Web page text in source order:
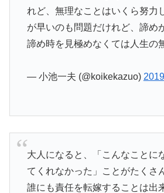
れど、無理なことはいくら努力
が早いのも問題だけれど、諦め
諦め時を見極めなくては人生の
— 小池一夫 (@koikekazuo)
大人になると、「こんなことに
てくれなかった」ことがたくさ
誰にも責任を転嫁することは出